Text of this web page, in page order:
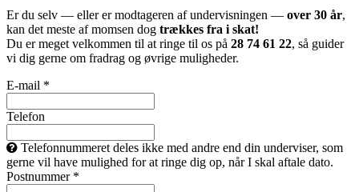
Er du selv — eller er modtageren af undervisningen — over 30 år,
kan det meste af momsen dog trækkes fra i skat!
Du er meget velkommen til at ringe til os på 28 74 61 22, så guider
vi dig gerne om fradrag og øvrige muligheder.
E-mail *
Telefon
Telefonnummeret deles ikke med andre end din underviser, som
gerne vil have mulighed for at ringe dig op, når I skal aftale dato.
Postnummer *